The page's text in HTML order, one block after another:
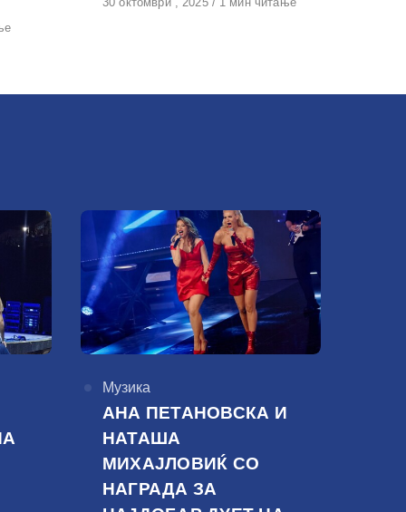
КАтегорија
Музика
АНА ПЕТАНОВСКА И
НАТАША
МИХАЈЛОВИЌ СО
НАГРАДА ЗА